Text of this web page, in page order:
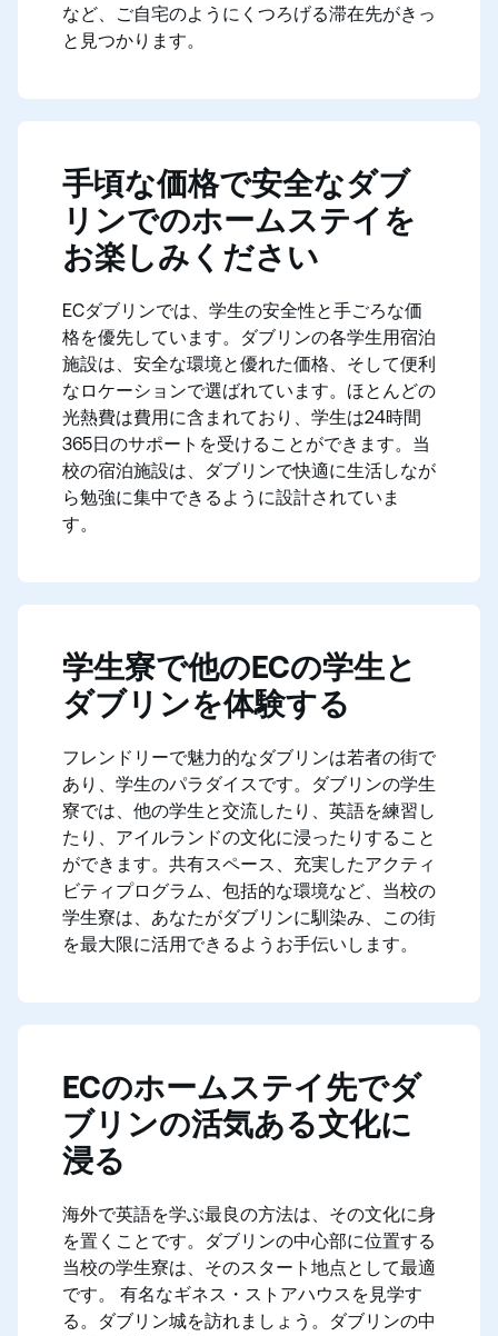
など、ご自宅のようにくつろげる滞在先がきっ
と見つかります。
手頃な価格で安全なダブ
リンでのホームステイを
お楽しみください
ECダブリンでは、学生の安全性と手ごろな価
格を優先しています。ダブリンの各学生用宿泊
施設は、安全な環境と優れた価格、そして便利
なロケーションで選ばれています。ほとんどの
光熱費は費用に含まれており、学生は24時間
365日のサポートを受けることができます。当
校の宿泊施設は、ダブリンで快適に生活しなが
ら勉強に集中できるように設計されていま
す。
学生寮で他のECの学生と
ダブリンを体験する
フレンドリーで魅力的なダブリンは若者の街で
あり、学生のパラダイスです。ダブリンの学生
寮では、他の学生と交流したり、英語を練習し
たり、アイルランドの文化に浸ったりすること
ができます。共有スペース、充実したアクティ
ビティプログラム、包括的な環境など、当校の
学生寮は、あなたがダブリンに馴染み、この街
を最大限に活用できるようお手伝いします。
ECのホームステイ先でダ
ブリンの活気ある文化に
浸る
海外で英語を学ぶ最良の方法は、その文化に身
を置くことです。ダブリンの中心部に位置する
当校の学生寮は、そのスタート地点として最適
です。 有名なギネス・ストアハウスを見学す
る。ダブリン城を訪れましょう。ダブリンの中